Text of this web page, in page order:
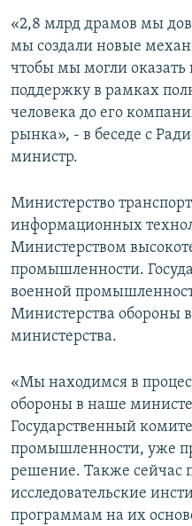
«2,8 млрд драмов мы
мы создали новые
чтобы мы могли оказать
поддержку в рамках
человека до его
рынка», - в беседе с
министр.
Министерство
информационных
Министерством
промышленности.
военной
Министерства обороны
министерства.
«Мы находимся в
обороны в наше
Государственный
промышленности, уже
решение. Также сейчас
исследовательские
программам на их